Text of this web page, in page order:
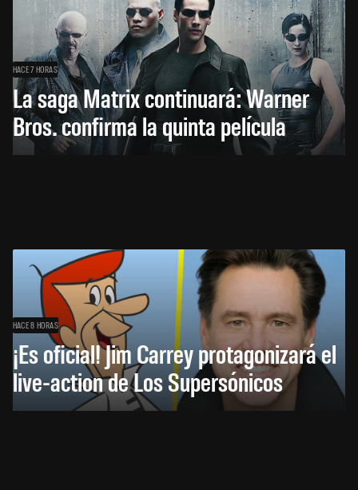
HACE 7 HORAS
La saga Matrix continuará: Warner
Bros. confirma la quinta película
HACE 8 HORAS
¡Es oficial! Jim Carrey protagonizará el
live-action de Los Supersónicos